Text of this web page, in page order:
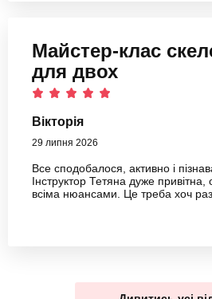
Майстер-клас
для двох
Вікторія
29 липня 2026
Все сподобалося, активно і
Інструктор Тетяна дуже
всіма нюансами. Це треба хоч